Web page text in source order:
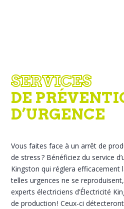
SERVICES
DE
D’URGENCE
Vous faites face à un arrêt de
de stress ? Bénéficiez du service
Kingston qui réglera efficacement
telles urgences ne se
experts électriciens d’Électricité
de production ! Ceux-ci